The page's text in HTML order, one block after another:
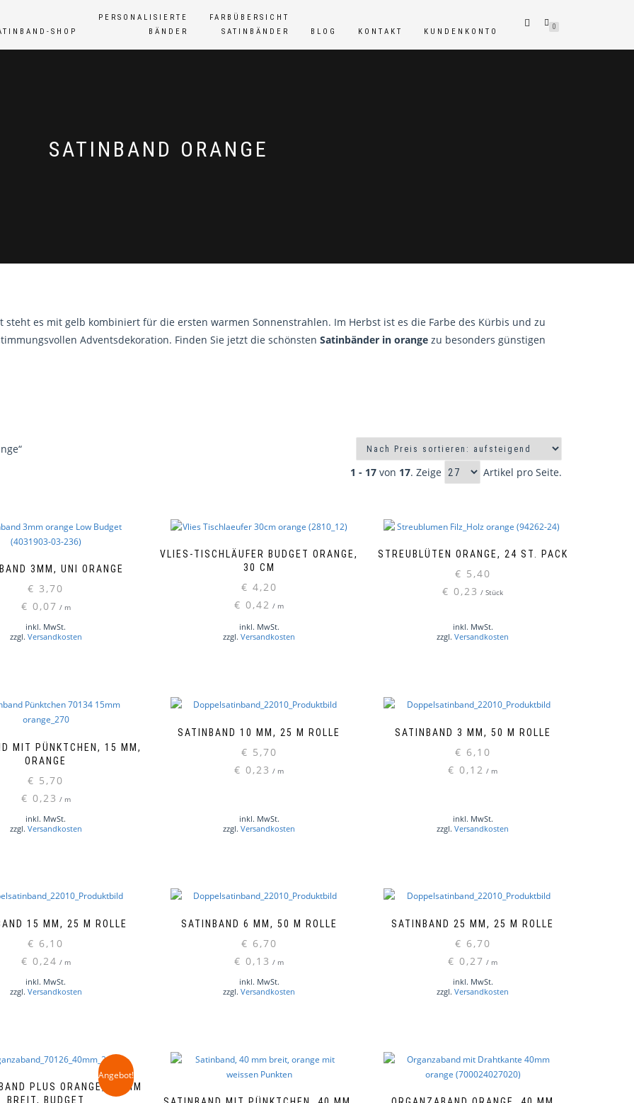
SHOP
PERSONALISIERTE
BÄNDER
FARBÜBERSICHT
SATINBÄNDER
BLOG KONTAKT KUNDENKONTO
0
SATINBAND ORANGE
steht es mit gelb kombiniert für die ersten warmen Sonnenstrahlen. Im Herbst ist es die Farbe des Kürbis und zu
Adventsdekoration. Finden Sie jetzt die schönsten Satinbänder in orange zu besonders günstigen
1 - 17 von 17. Zeige Artikel pro Seite.
3MM, UNI ORANGE
€ 3,70
€ 0,07 / m
inkl. MwSt.
zzgl. Versandkosten
VLIES-TISCHLÄUFER BUDGET ORANGE,
30 CM
€ 4,20
€ 0,42 / m
inkl. MwSt.
zzgl.Versandkosten
STREUBLÜTEN ORANGE, 24 ST. PACK
€ 5,40
€ 0,23 /Stück
inkl. MwSt.
zzgl.Versandkosten
MIT PÜNKTCHEN, 15 MM,
ORANGE
€ 5,70
€ 0,23 / m
inkl. MwSt.
zzgl. Versandkosten
SATINBAND 10 MM, 25 M ROLLE
€ 5,70
€ 0,23 / m
inkl. MwSt.
zzgl.Versandkosten
können
SATINBAND 3 MM, 50 M ROLLE
€ 6,10
€ 0,12 / m
inkl. MwSt.
zzgl.Versandkosten
können
15 MM, 25 M ROLLE
€ 6,10
€ 0,24 / m
inkl. MwSt.
zzgl. Versandkosten
SATINBAND 6 MM, 50 M ROLLE
€ 6,70
€ 0,13 / m
inkl. MwSt.
zzgl.Versandkosten
Optionen
der
SATINBAND 25 MM, 25 M ROLLE
€ 6,70
€ 0,27 / m
inkl. MwSt.
zzgl.Versandkosten
Optionen
PLUS ORANGE, 40 MM
BREIT, BUDGET
Angebot!